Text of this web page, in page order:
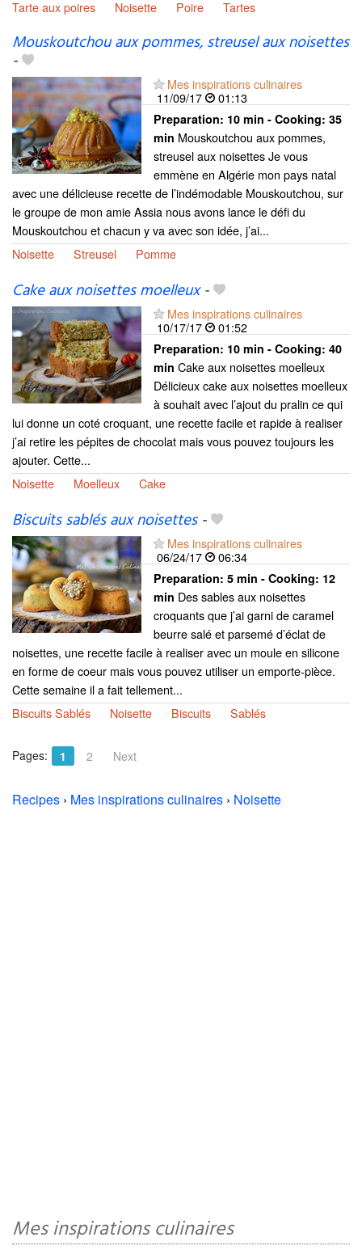
Tarte aux poires Noisette Poire Tartes
Mouskoutchou aux pommes, streusel aux noisettes
-
Mes inspirations culinaires
11/09/17
01:13
Preparation: 10 min - Cooking: 35
min Mouskoutchou aux pommes,
streusel aux noisettes Je vous
emmène en Algérie mon pays natal
avec une délicieuse recette de l’indémodable Mouskoutchou, sur
le groupe de mon amie Assia nous avons lance le défi du
Mouskoutchou et chacun y va avec son idée, j’ai...
Noisette
Streusel Pomme
Cake aux noisettes moelleux-
Mes inspirations culinaires
10/17/17
01:52
Preparation: 10 min - Cooking: 40
min Cake aux noisettes moelleux
Délicieux cake aux noisettes moelleux
à souhait avec l’ajout du pralin ce qui
lui donne un coté croquant, une recette facile et rapide à realiser
j’ai retire les pépites de chocolat mais vous pouvez toujours les
ajouter. Cette...
Noisette
Moelleux Cake
Biscuits sablés aux noisettes-
Mes inspirations culinaires
06/24/17
06:34
Preparation: 5 min - Cooking: 12
min Des sables aux noisettes
croquants que j’ai garni de caramel
beurre salé et parsemé d’éclat de
noisettes, une recette facile à realiser avec un moule en silicone
en forme de coeur mais vous pouvez utiliser un emporte-pièce.
Cette semaine il a fait tellement...
Biscuits Sablés
Noisette Biscuits Sablés
Pages: 1 2 Next
Recipes › Mes inspirations culinaires › Noisette
Mes inspirations culinaires